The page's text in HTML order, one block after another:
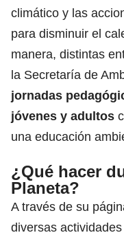
climático y las
para disminuir el
manera, distintas
la Secretaría de
jornadas
jóvenes y adultos
una educación
¿Qué hacer
Planeta?
A través de su
diversas